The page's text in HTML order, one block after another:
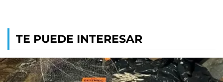
TE PUEDE INTERESAR